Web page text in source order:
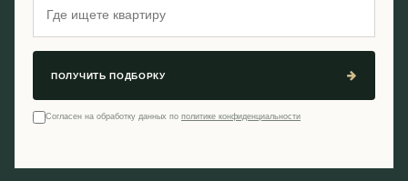
ПОЛУЧИТЬ ПОДБОРКУ
Согласен на обработку данных по политике конфиденциальности